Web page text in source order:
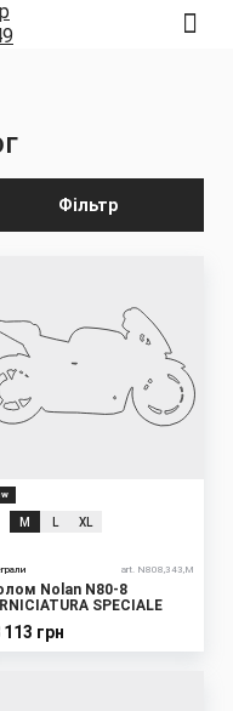
M XL
art. N808,343,M
Nolan N80-8
SPECIALE
113 грн
Фільтр